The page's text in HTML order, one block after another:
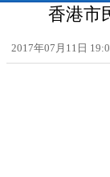
香港市
2017年07月11日